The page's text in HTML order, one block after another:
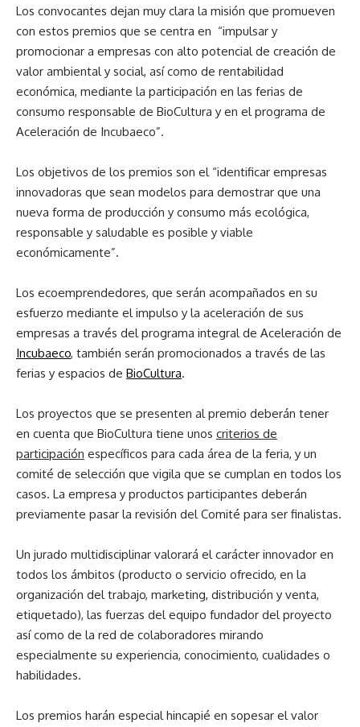
Los convocantes dejan muy clara la misión que promueven
con estos premios que se centra en “impulsar y
promocionar a empresas con alto potencial de creación de
valor ambiental y social, así como de rentabilidad
económica, mediante la participación en las ferias de
consumo responsable de BioCultura y en el programa de
Aceleración de Incubaeco”.
Los objetivos de los premios son el “identificar empresas
innovadoras que sean modelos para demostrar que una
nueva forma de producción y consumo más ecológica,
responsable y saludable es posible y viable
económicamente”.
Los ecoemprendedores, que serán acompañados en su
esfuerzo mediante el impulso y la aceleración de sus
empresas a través del programa integral de Aceleración de
Incubaeco, también serán promocionados a través de las
ferias y espacios de BioCultura.
Los proyectos que se presenten al premio deberán tener
en cuenta que BioCultura tiene unos criterios de
participación específicos para cada área de la feria, y un
comité de selección que vigila que se cumplan en todos los
casos. La empresa y productos participantes deberán
previamente pasar la revisión del Comité para ser finalistas.
Un jurado multidisciplinar valorará el carácter innovador en
todos los ámbitos (producto o servicio ofrecido, en la
organización del trabajo, marketing, distribución y venta,
etiquetado), las fuerzas del equipo fundador del proyecto
así como de la red de colaboradores mirando
especialmente su experiencia, conocimiento, cualidades o
habilidades.
Los premios harán especial hincapié en sopesar el valor